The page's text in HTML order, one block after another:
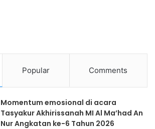
Popular Comments
Momentum emosional di acara
Tasyakur Akhirissanah MI Al Ma’had An
Nur Angkatan ke-6 Tahun 2026